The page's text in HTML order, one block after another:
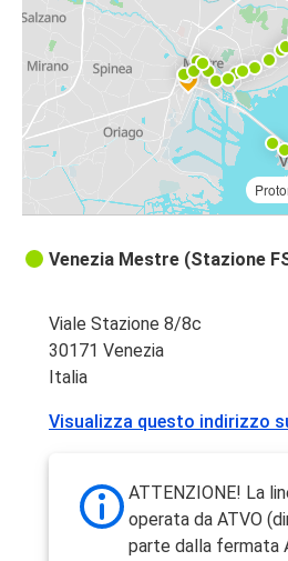
Venezia Mestre (Stazione
Viale Stazione 8/8c
30171 Venezia
Italia
Visualizza questo indirizzo
ATTENZIONE! La
operata da ATVO
parte dalla fermata